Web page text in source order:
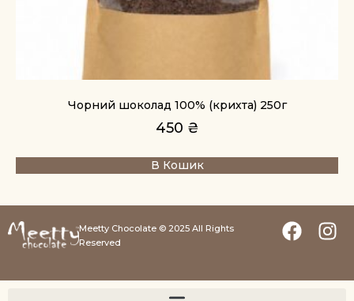
Чорний шоколад 100% (крихта) 250г
450 ₴
В Кошик
Meetty Chocolate © 2025 All Rights
Reserved